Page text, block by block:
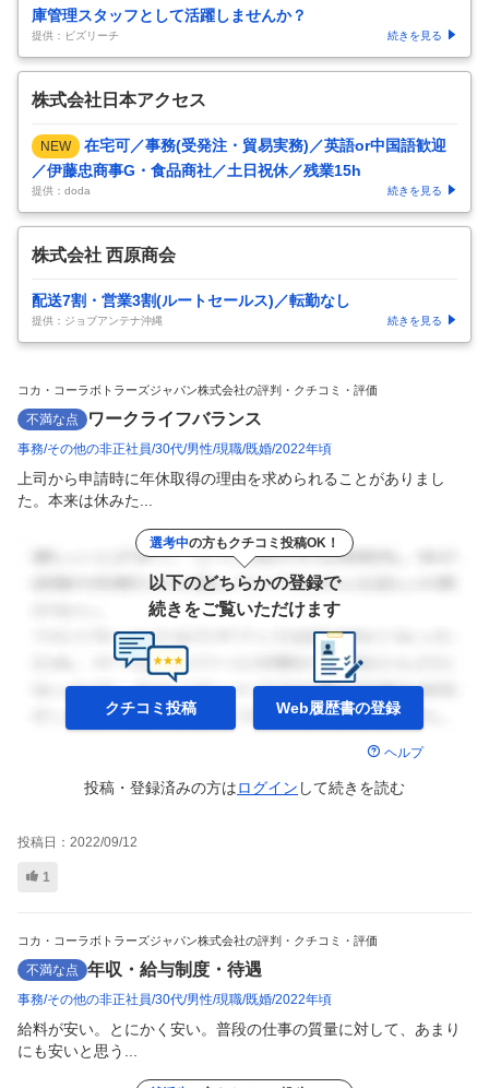
庫管理スタッフとして活躍しませんか？
提供：ビズリーチ 続きを見る
株式会社日本アクセス
NEW
在宅可／事務(受発注・貿易実務)／英語or中国語歓迎
／伊藤忠商事G・食品商社／土日祝休／残業15h
提供：doda 続きを見る
株式会社 西原商会
配送7割・営業3割(ルートセールス)／転勤なし
提供：ジョブアンテナ沖縄 続きを見る
コカ・コーラボトラーズジャパン株式会社の評判・クチコミ・評価
不満な点 ワークライフバランス
事務 その他の非正社員 30代 男性 現職 既婚 2022年頃
上司から申請時に年休取得の理由を求められることがありまし
た。本来は休みた...
選考中の方もクチコミ投稿OK！
以下のどちらかの登録で
続きをご覧いただけます
クチコミ投稿 Web履歴書の登録
ヘルプ
投稿・登録済みの方はログイン して続きを読む
投稿日： 2022/09/12
1
コカ・コーラボトラーズジャパン株式会社の評判・クチコミ・評価
不満な点 年収・給与制度・待遇
事務 その他の非正社員 30代 男性 現職 既婚 2022年頃
給料が安い。とにかく安い。普段の仕事の質量に対して、あまり
にも安いと思う...